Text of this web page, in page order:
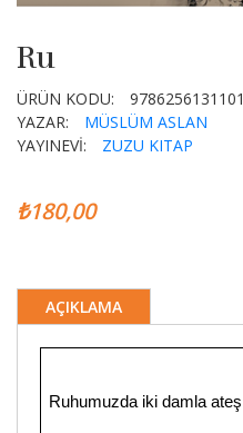
Ru
ÜRÜN KODU:
9786256131101
YAZAR:
MÜSLÜM ASLAN
YAYINEVİ:
ZUZU KITAP
₺180,00
AÇIKLAMA
Ruhumuzda iki damla ateş